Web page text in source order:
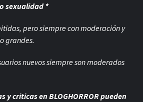
sexualidad *
pero siempre conmoderación y
grandes.
nuevos siempre son moderados
y criticas en BLOGHORROR pueden